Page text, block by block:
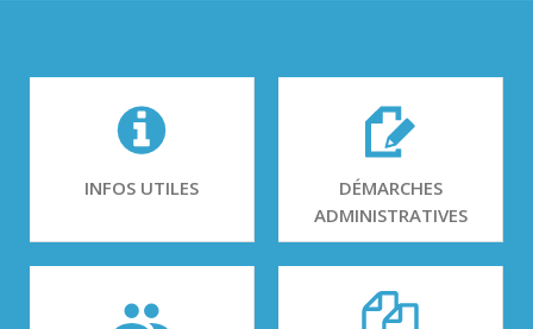
INFOS UTILES
DÉMARCHES
ADMINISTRATIVES